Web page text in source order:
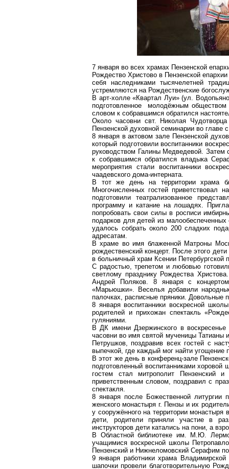
7 января во всех храмах Пензенской
Рождество Христово в Пензенской
себя наследниками тысячелетней
устремляются на Рождественские
В арт-холле«Квартал Луи» (ул.
подготовленное молодёжным
словом к собравшимся обратился
Около часовни свт. Николая
Пензенской духовной семинарии во
8 января в актовом зале Пензенской
который подготовили воспитанники
руководством Галины Медведевой. Затем
к собравшимся обратился владыка
мероприятия стали воспитанники
чаадевского дома-интерната.
В тот же день на территории храма
Многочисленных гостей приветствовал
подготовили театрализованное
программу и катание на лошадях.
попробовать свои силы в росписи
подарков для детей из
удалось собрать около 200 сладких
адресатам.
В храме во имя блаженной Матроны
рождественский концерт. После этого
в больничный храм Ксении Петербургской
С радостью, трепетом и любовью
светлому празднику Рождества
Андрей Поляков. 8 января с
«Марьюшки». Веселья добавили
палочках, расписные пряники. Довольные
8 января воспитанники воскресной
родителей и прихожан спектакль
гуляниями.
В ДК имени Дзержинского в
часовни во имя святой мученицы Татианы
Петрушков, поздравив всех гостей с
выпечкой, где каждый мог найти угощение
В этот же день в конференц-зале
подготовленный воспитанниками
гостем стал митрополит Пензенский
приветственным словом, поздравил с
спектакля.
8 января после Божественной литургии
женского монастыря г. Пензы и их
у сооружённого на территории монастыря
дети, родители приняли участие в
инструкторов дети катались на пони, а
В Областной библиотеке им. М.Ю.
учащимися воскресной школы
Пензенский и Нижнеломовский Серафим
9 января работники храма
шапочки провели благотворительную